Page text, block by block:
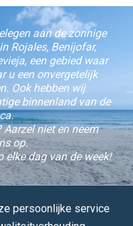
aan de zonnige
Rojales, Benijofar,
een gebied waar
u een onvergetelijk
Ook hebben wij
binnenland van de
niet en neem
op.
elke dag van de week!
persoonlijke service